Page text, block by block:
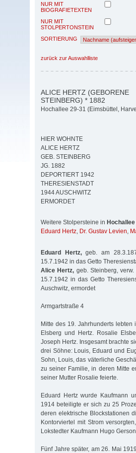
NUR MIT
BIOGRAFIETEXTEN
NUR MIT
STOLPERTONSTEIN
SORTIERUNG
zurück zur Auswahlliste
ALICE HERTZ (GEBORENE
STEINBERG) * 1882
Hochallee 29-31 (Eimsbüttel,
HIER WOHNTE
ALICE HERTZ
GEB. STEINBERG
JG. 1882
DEPORTIERT 1942
THERESIENSTADT
1944 AUSCHWITZ
ERMORDET
Weitere Stolpersteine in
Eduard Hertz, Dr. Gustav Levien,
Eduard Hertz,geb. am
15.7.1942 in das Getto
Alice Hertz, geb. Steinberg,
15.7.1942 in das Getto
Auschwitz, ermordet
Armgartstraße 4
Mitte des 19. Jahrhunderts
Elsberg und Hertz. Rosalie
Joseph Hertz. Insgesamt brachte
drei Söhne: Louis, Eduard und
Sohn, Louis, das väterliche
zu seiner Familie, in deren Mitte
seiner Mutter Rosalie feierte.
Eduard Hertz wurde Kaufmann
1914 beteiligte er sich zu 25
deren elektrische Blockstationen
Kontorviertel mit Strom
Lokstedter Kaufmann Hugo
Fünf Jahre später, am 26. Mai